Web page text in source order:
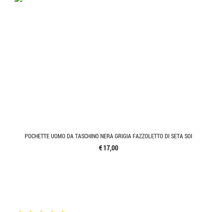
POCHETTE UOMO DA TASCHINO NERA GRIGIA FAZZOLETTO DI SETA SOI
€ 17,00